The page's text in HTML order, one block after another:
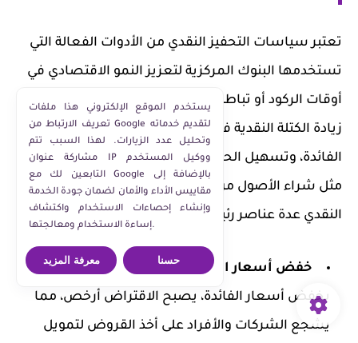
تعتبر سياسات التحفيز النقدي من الأدوات الفعالة التي
تستخدمها البنوك المركزية لتعزيز النمو الاقتصادي في
أوقات الركود أو تباطؤ النمو. تهدف هذه السياسات إلى
زيادة الكتلة النقدية في الاقتصاد من خلال خفض أسعار
الفائدة، وتسهيل الحصول على القروض، وتنفيذ إجراءات
مثل شراء الأصول من السوق.تتضمن سياسات التحفيز
النقدي عدة عناصر رئيسية:
خفض أسعار الفائدة
: عندما تقوم البنوك المركزية
بخفض أسعار الفائدة، يصبح الاقتراض أرخص، مما
يشجع الشركات والأفراد على أخذ القروض لتمويل
يستخدم الموقع الإلكتروني هذا ملفات
تعريف الارتباط من Google لتقديم خدماته
وتحليل عدد الزيارات. لهذا السبب تتم
مشاركة عنوان IP ووكيل المستخدم
التابعين لك مع Google بالإضافة إلى
مقاييس الأداء والأمان لضمان جودة الخدمة
وإنشاء إحصاءات الاستخدام واكتشاف
إساءة الاستخدام ومعالجتها.
معرفة المزيد حسنا